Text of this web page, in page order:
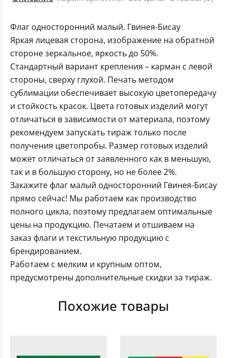
Флаг односторонний малый. Гвинея-Бисау
Яркая лицевая сторона, изображение на обратной
стороне зеркальное, яркость до 50%.
Стандартный вариант крепления – карман с левой
стороны, сверху глухой. Печать методом
сублимации обеспечивает высокую цветопередачу
и стойкость красок. Цвета готовых изделий могут
отличаться в зависимости от материала, поэтому
рекомендуем запускать тираж только после
получения цветопробы. Размер готовых изделий
может отличаться от заявленного как в меньшую,
так и в большую сторону, но не более 2%.
Закажите флаг малый односторонний Гвинея-Бисау
прямо сейчас! Мы работаем как производство
полного цикла, поэтому предлагаем оптимальные
цены на продукцию. Печатаем и отшиваем на
заказ флаги и текстильную продукцию с
брендированием.
Работаем с мелким и крупным оптом,
предусмотрены дополнительные скидки за тираж.
Похожие товары